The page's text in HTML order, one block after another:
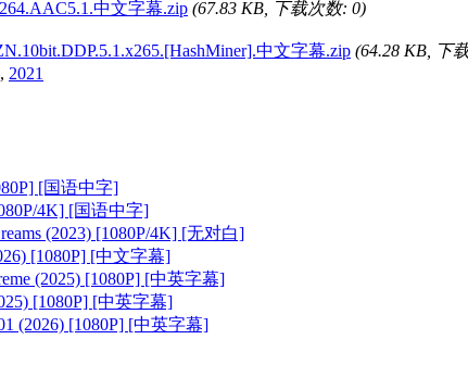
中文字幕.zip (67.83 KB, 下载次数: 0)
中文字幕.zip (64.28 KB, 下
, 2021
[国语中字]
4K] [国语中字]
(2023) [1080P/4K] [无对白]
[1080P] [中文字幕]
(2025) [1080P] [中英字幕]
[1080P] [中英字幕]
(2026) [1080P] [中英字幕]